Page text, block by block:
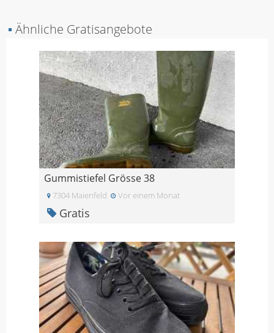
▪ Ähnliche Gratisangebote
Gummistiefel Grösse 38
7304 Maienfeld Vor einem Monat
Gratis